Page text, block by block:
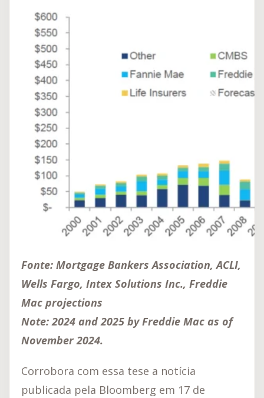
Fonte: Mortgage Bankers Association, ACLI,
Wells Fargo, Intex Solutions Inc., Freddie
Mac projections
Note: 2024 and 2025 by Freddie Mac as of
November 2024.
Corrobora com essa tese a notícia
publicada pela Bloomberg em 17 de